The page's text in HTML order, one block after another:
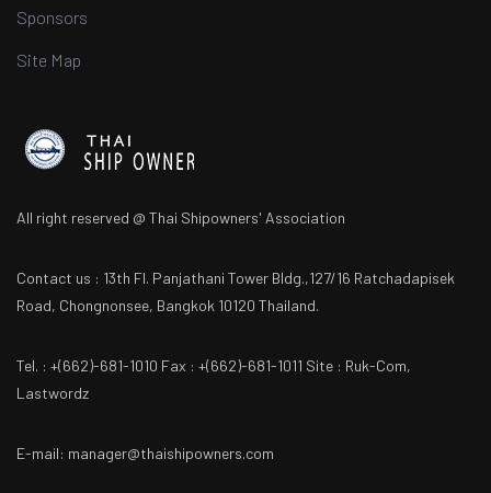
Sponsors
Site Map
All right reserved @ Thai Shipowners' Association
Contact us : 13th Fl. Panjathani Tower Bldg.,127/16 Ratchadapisek
Road, Chongnonsee, Bangkok 10120 Thailand.
Tel. : +(662)-681-1010 Fax : +(662)-681-1011 Site : Ruk-Com,
Lastwordz
E-mail: manager@thaishipowners.com